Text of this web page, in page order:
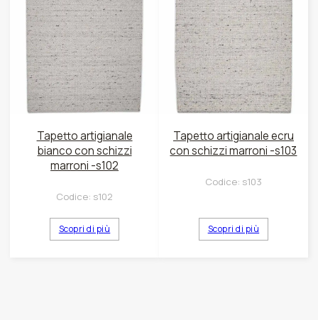
Tapetto artigianale
bianco con schizzi
marroni -s102
Codice: s102
Scopri di più
Tapetto artigianale ecru
con schizzi marroni -s103
Codice: s103
Scopri di più